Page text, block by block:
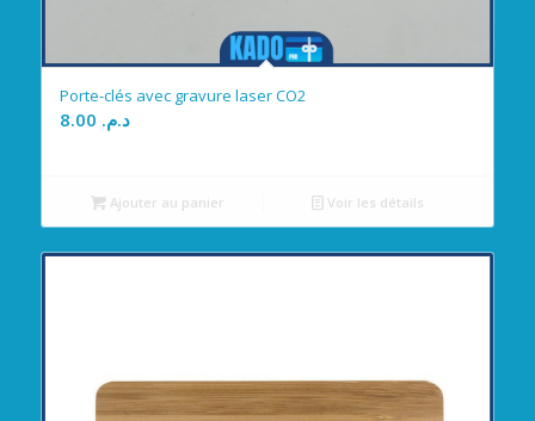
Porte-clés avec gravure laser CO2
د.م.
Ajouter au panier Voir les détails